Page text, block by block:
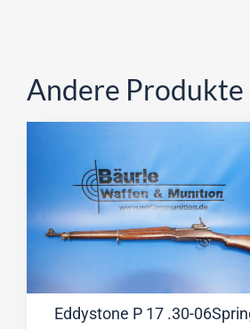
Andere Produkte
Eddystone P 17 .30-